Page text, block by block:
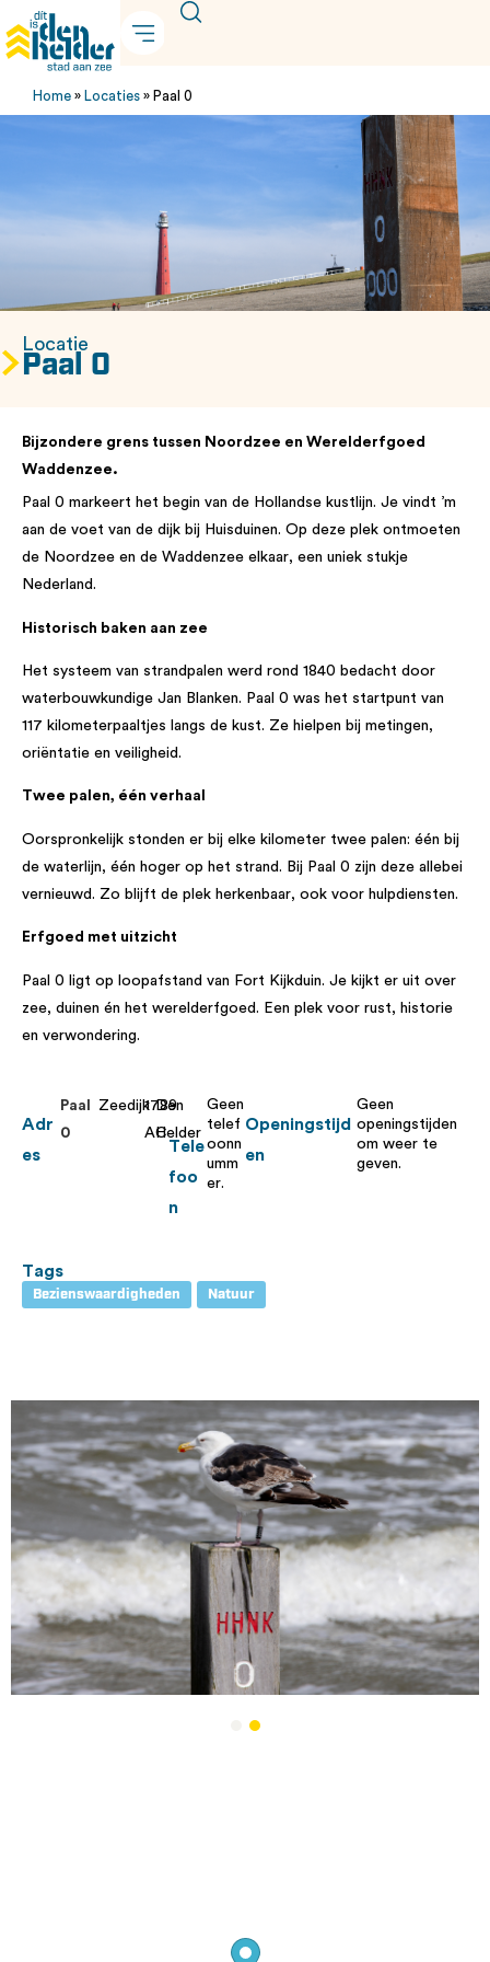
Home » Locaties » Paal 0
Locatie
Paal 0
Bijzondere grens tussen Noordzee en Werelderfgoed
Waddenzee.
Paal 0 markeert het begin van de Hollandse kustlijn. Je vindt ’m
aan de voet van de dijk bij Huisduinen. Op deze plek ontmoeten
de Noordzee en de Waddenzee elkaar, een uniek stukje
Nederland.
Historisch baken aan zee
Het systeem van strandpalen werd rond 1840 bedacht door
waterbouwkundige Jan Blanken. Paal 0 was het startpunt van
117 kilometerpaaltjes langs de kust. Ze hielpen bij metingen,
oriëntatie en veiligheid.
Twee palen, één verhaal
Oorspronkelijk stonden er bij elke kilometer twee palen: één bij
de waterlijn, één hoger op het strand. Bij Paal 0 zijn deze allebei
vernieuwd. Zo blijft de plek herkenbaar, ook voor hulpdiensten.
Erfgoed met uitzicht
Paal 0 ligt op loopafstand van Fort Kijkduin. Je kijkt er uit over
zee, duinen én het werelderfgoed. Een plek voor rust, historie
en verwondering.
Adr
es
Paal
0
Zeedijk1789
AC
Den
Helder
Tele
foo
n
Geen
telef
oonn
umm
er.
Openingstijd
en
Geen
openingstijden
om weer te
geven.
Tags
Bezienswaardigheden Natuur